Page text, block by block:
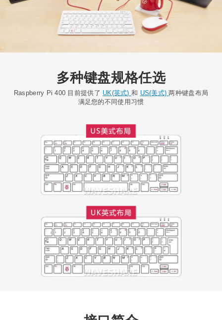
多种键盘规格任选
Raspberry Pi 400 目前提供了 UK(英式) 和 US(美式)两种键盘布局
满足您的不同使用习惯